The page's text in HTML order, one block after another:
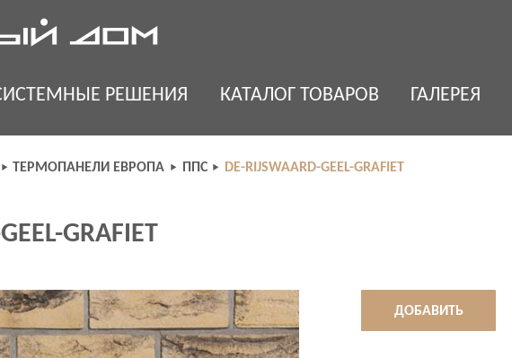
РЕШЕНИЯ КАТАЛОГ ТОВАРОВ ГАЛЕРЕЯ
ТЕРМОПАНЕЛИ ЕВРОПА ППС DE-RIJSWAARD-GEEL-GRAFIET
GRAFIET
ДОБАВИТЬ